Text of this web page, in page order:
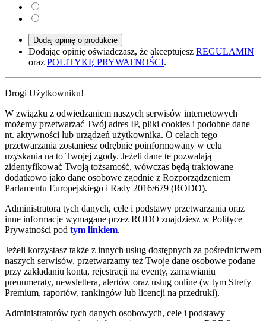
Dodaj opinię o produkcie
Dodając opinię oświadczasz, że akceptujesz REGULAMIN
oraz POLITYKĘ PRYWATNOŚCI.
Drogi Użytkowniku!
W związku z odwiedzaniem naszych serwisów internetowych
możemy przetwarzać Twój adres IP, pliki cookies i podobne dane
nt. aktywności lub urządzeń użytkownika. O celach tego
przetwarzania zostaniesz odrębnie poinformowany w celu
uzyskania na to Twojej zgody. Jeżeli dane te pozwalają
zidentyfikować Twoją tożsamość, wówczas będą traktowane
dodatkowo jako dane osobowe zgodnie z Rozporządzeniem
Parlamentu Europejskiego i Rady 2016/679 (RODO).
Administratora tych danych, cele i podstawy przetwarzania oraz
inne informacje wymagane przez RODO znajdziesz w Polityce
Prywatności pod tym linkiem.
Jeżeli korzystasz także z innych usług dostępnych za pośrednictwem
naszych serwisów, przetwarzamy też Twoje dane osobowe podane
przy zakładaniu konta, rejestracji na eventy, zamawianiu
prenumeraty, newslettera, alertów oraz usług online (w tym Strefy
Premium, raportów, rankingów lub licencji na przedruki).
Administratorów tych danych osobowych, cele i podstawy